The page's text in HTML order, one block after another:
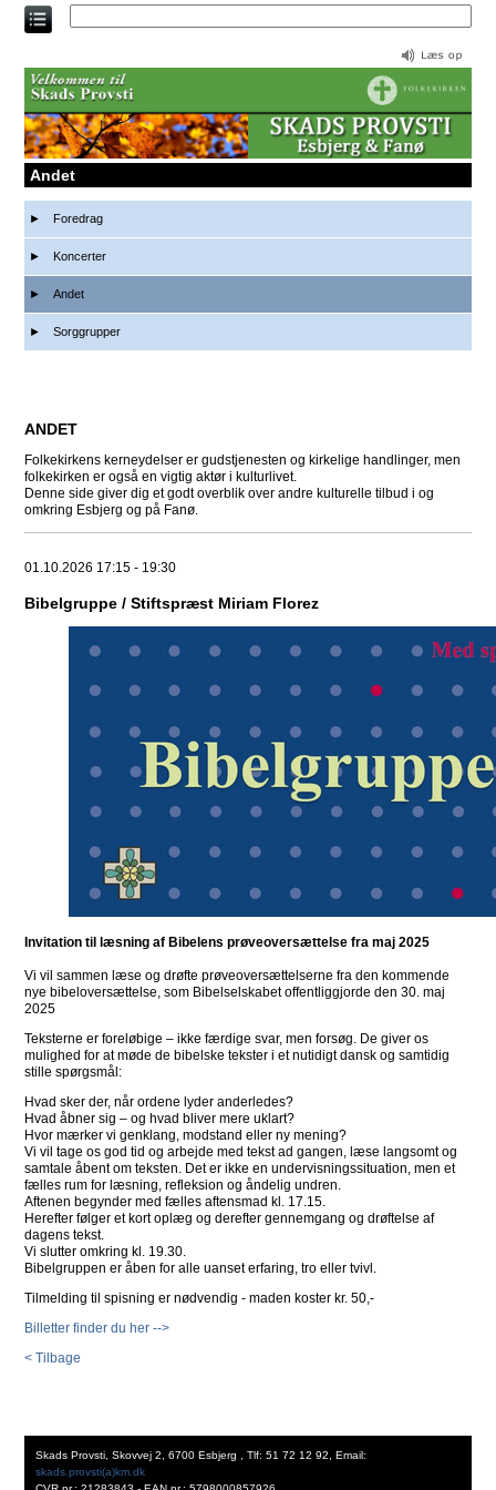
Direkte
til
Andet
Foredrag
Koncerter
Andet
Sorggrupper
ANDET
Folkekirkens kerneydelser er gudstjenesten og kirkelige handlinger, men
folkekirken er også en vigtig aktør i kulturlivet.
Denne side giver dig et godt overblik over andre kulturelle tilbud i og
omkring Esbjerg og på Fanø.
01.10.2026 17:15 - 19:30
Bibelgruppe / Stiftspræst Miriam Florez
Invitation til læsning af Bibelens prøveoversættelse fra maj 2025
Vi vil sammen læse og drøfte prøveoversættelserne fra den kommende
nye bibeloversættelse, som Bibelselskabet offentliggjorde den 30. maj
2025
Teksterne er foreløbige – ikke færdige svar, men forsøg. De giver os
mulighed for at møde de bibelske tekster i et nutidigt dansk og samtidig
stille spørgsmål:
Hvad sker der, når ordene lyder anderledes?
Hvad åbner sig – og hvad bliver mere uklart?
Hvor mærker vi genklang, modstand eller ny mening?
Vi vil tage os god tid og arbejde med tekst ad gangen, læse langsomt og
samtale åbent om teksten. Det er ikke en undervisningssituation, men et
fælles rum for læsning, refleksion og åndelig undren.
Aftenen begynder med fælles aftensmad kl. 17.15.
Herefter følger et kort oplæg og derefter gennemgang og drøftelse af
dagens tekst.
Vi slutter omkring kl. 19.30.
Bibelgruppen er åben for alle uanset erfaring, tro eller tvivl.
Tilmelding til spisning er nødvendig - maden koster kr. 50,-
Billetter finder du her -->
< Tilbage
Skads Provsti, Skovvej 2, 6700 Esbjerg , Tlf: 51 72 12 92, Email:
skads.provsti(a)km.dk